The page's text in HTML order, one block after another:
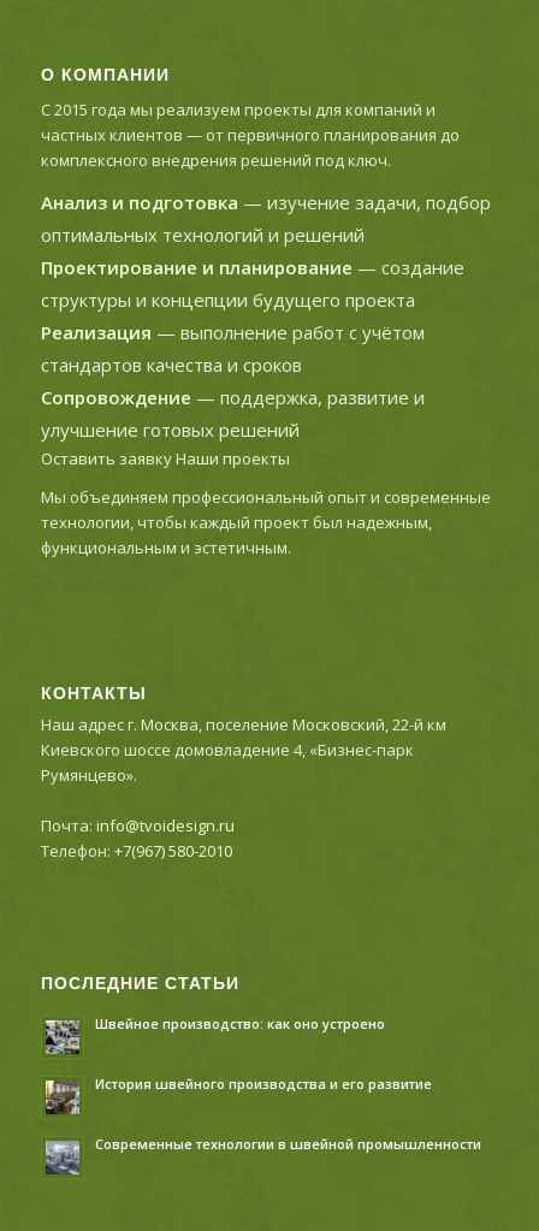
О КОМПАНИИ
С 2015 года мы реализуем проекты для компаний и
частных клиентов — от первичного планирования до
комплексного внедрения решений под ключ.
Анализ и подготовка — изучение задачи, подбор
оптимальных технологий и решений
Проектирование и планирование — создание
структуры и концепции будущего проекта
Реализация — выполнение работ с учётом
стандартов качества и сроков
Сопровождение — поддержка, развитие и
улучшение готовых решений
Оставить заявкуНаши проекты
Мы объединяем профессиональный опыт и современные
технологии, чтобы каждый проект был надежным,
функциональным и эстетичным.
КОНТАКТЫ
Наш адрес г. Москва, поселение Московский, 22-й км
Киевского шоссе домовладение 4, «Бизнес-парк
Румянцево».
Почта: info@tvoidesign.ru
Телефон: +7(967) 580-2010
ПОСЛЕДНИЕ СТАТЬИ
Швейное производство: как оно устроено
История швейного производства и его развитие
Современные технологии в швейной промышленности